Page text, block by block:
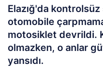
Elazığ'da
otomobile
motosiklet devrildi.
olmazken, o anlar
yansıdı.